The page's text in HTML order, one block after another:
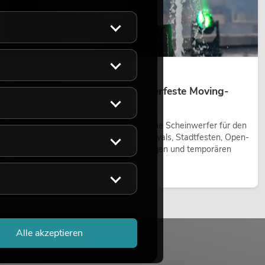
Outdoor Moving-Heads: Wetterfeste Moving-
Outdoor Moving-Heads sind bewegliche Scheinwerfer für den
Einsatz im Freien. Sie werden bei Festivals, Stadtfesten, Open-
Air-Konzerten, Architekturinszenierungen und temporären
Außeninstallationen eingesetzt.
Alle akzeptieren